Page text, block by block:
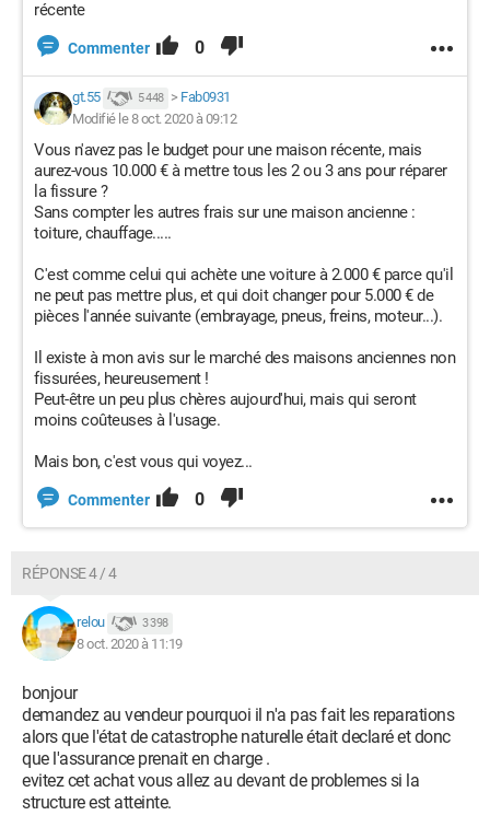
récente
Commenter 0
gt.55 5 448 > Fab0931
Modifié le 8 oct. 2020 à 09:12
Vous n'avez pas le budget pour une maison récente, mais
aurez-vous 10.000 € à mettre tous les 2 ou 3 ans pour réparer
la fissure ?
Sans compter les autres frais sur une maison ancienne :
toiture, chauffage.....
C'est comme celui qui achète une voiture à 2.000 € parce qu'il
ne peut pas mettre plus, et qui doit changer pour 5.000 € de
pièces l'année suivante (embrayage, pneus, freins, moteur...).
Il existe à mon avis sur le marché des maisons anciennes non
fissurées, heureusement !
Peut-être un peu plus chères aujourd'hui, mais qui seront
moins coûteuses à l'usage.
Mais bon, c'est vous qui voyez...
Commenter 0
RÉPONSE 4 / 4
relou 3 398
8 oct. 2020 à 11:19
bonjour
demandez au vendeur pourquoi il n'a pas fait les reparations
alors que l'état de catastrophe naturelle était declaré et donc
que l'assurance prenait en charge .
evitez cet achat vous allez au devant de problemes si la
structure est atteinte.